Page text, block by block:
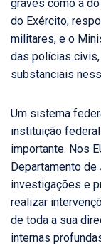
graves como a
do Exército,
militares, e o
das polícias
substanciais
Um sistema
instituição
importante. Nos
Departamento
investigações e
realizar
de toda a sua
internas